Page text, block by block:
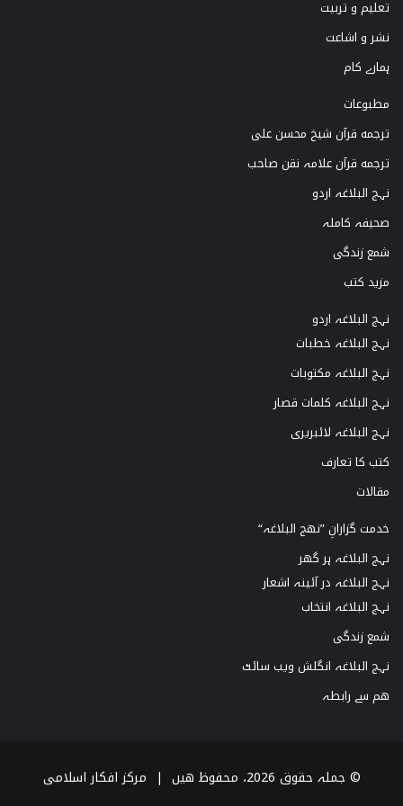
تعلیم و تربیت
نشر و اشاعت
ہمارے کام
مطبوعات
ترجمه قرآن شیخ محسن علی
ترجمه قرآن علامہ نقن صاحب
نہج البلاغہ اردو
صحیفہ کاملہ
شمع زندگی
مزید کتب
نہج البلاغہ اردو
نہج البلاغہ خطبات
نہج البلاغہ مکتوبات
نہج البلاغہ کلمات قصار
نہج البلاغہ لائبریری
کتب کا تعارف
مقالات
خدمت گزارانِ ”نھج البلاغہ“
نہج البلاغہ ہر گھر
نہج البلاغہ در آئینہ اشعار
نہج البلاغہ انتخاب
شمع زندگی
نہج البلاغہ انگلش ویب سائٹ
ھم سے رابطہ
© جملہ حقوق 2026، محفوظ ھیں | مرکز افکار اسلامی